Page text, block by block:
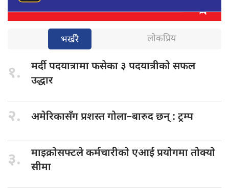
भर्खरै लोकप्रिय
१. मर्दी पदयात्रामाफसेका ३ पदयात्रीको सफल
उद्धार
२. अमेरिकासँग प्रशस्तगोला–बारुद छन् : ट्रम्प
३. माइक्रोसफ्टले कर्मचारीकोएआई प्रयोगमा तोक्यो
सीमा